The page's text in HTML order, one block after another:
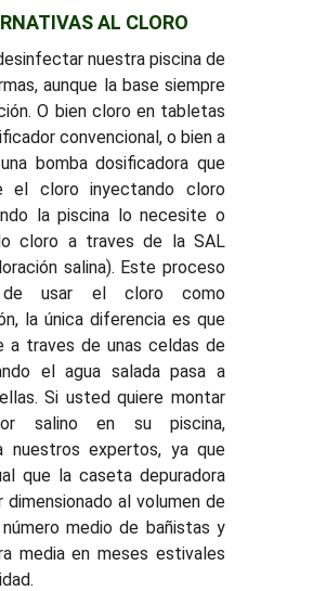
nuestra piscina de
aunque la base siempre
O bien cloro en tabletas
convencional, o bien a
bomba dosificadora que
el cloro inyectando cloro
la piscina lo necesite o
cloro a traves de la SAL
salina). Este proceso
usar el cloro como
la única diferencia es que
a traves de unas celdas de
el agua salada pasa a
Si usted quiere montar
salino en su piscina,
nuestros expertos, ya que
que la caseta depuradora
dimensionado al volumen de
medio de bañistas y
media en meses estivales
AL CLORO